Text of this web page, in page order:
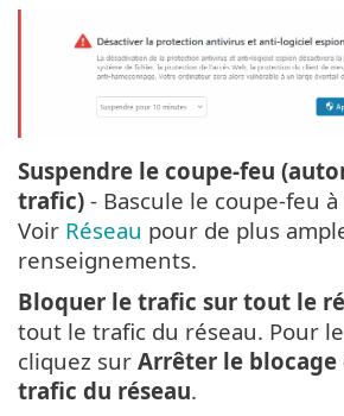
Suspendre le coupe-feu
trafic) - Bascule le coupe-feu
Voir Réseau pour de plus
renseignements.
Bloquer le trafic sur tout le
tout le trafic du réseau. Pour
cliquez sur Arrêter le
trafic du réseau.